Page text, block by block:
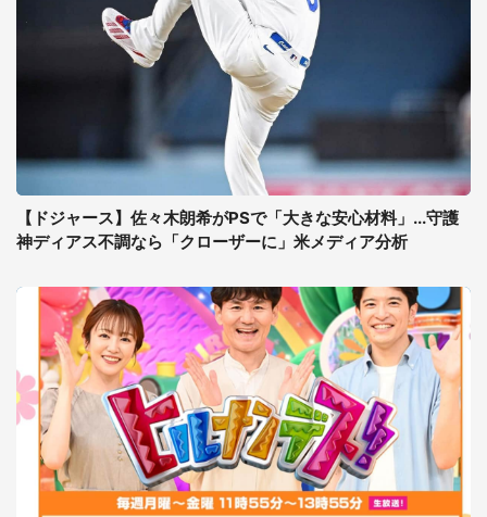
【ドジャース】佐々木朗希がPSで「大きな安心材料」...守護
神ディアス不調なら「クローザーに」米メディア分析